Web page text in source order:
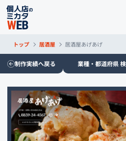
トップ 居酒屋 居酒屋あげあげ
制作実績へ戻る 業種・都道府県